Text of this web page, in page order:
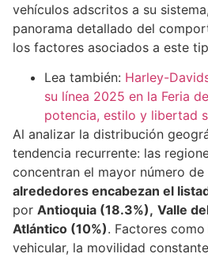
vehículos adscritos a su
panorama detallado del
los factores asociados a este
Lea también: Harley-
su línea 2025 en la Feria
potencia, estilo y libertad
Al analizar la distribución
tendencia recurrente: las
concentran el mayor número de
alrededores encabezan el
por Antioquia (18.3%), Valle
Atlántico (10%). Factores
vehicular, la movilidad